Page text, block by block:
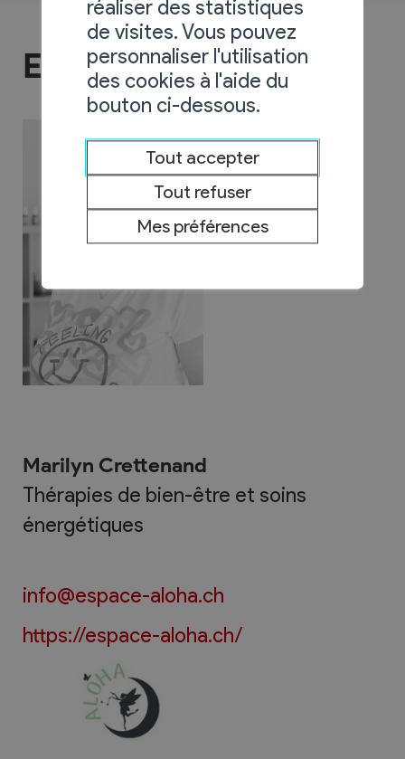
Espace Aloha
Marilyn Crettenand
Thérapies de bien-être et soins
énergétiques
info@espace-aloha.ch
https://espace-aloha.ch/
réaliser des statistiques
de visites. Vous pouvez
personnaliser l'utilisation
des cookies à l'aide du
bouton ci-dessous.
Tout accepter
Tout refuser
Mes préférences